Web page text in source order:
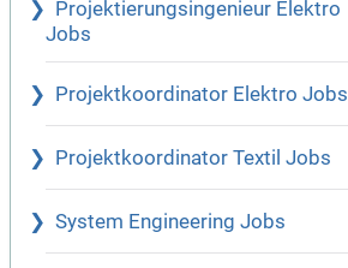
Projektierungsingenieur Elektro
Jobs
Projektkoordinator Elektro Jobs
Projektkoordinator Textil Jobs
System Engineering Jobs